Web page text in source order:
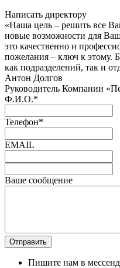
Написать директору
«Наша цель – решить все
новые возможности для
это качественно и
пожелания – ключ к этому.
как подразделений, так и
Антон Долгов
Руководитель Компании
Ф.И.О.*
Телефон*
EMAIL
Ваше сообщение
Пишите нам в